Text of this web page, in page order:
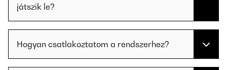
játszik le?
Hogyan csatlakoztatom a rendszerhez?